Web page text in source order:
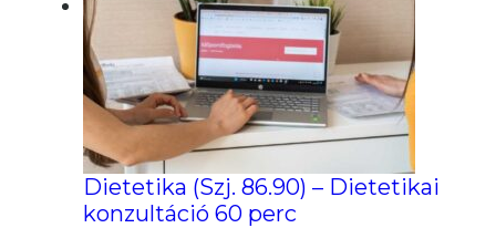
Dietetika (Szj. 86.90) – Dietetikai
konzultáció 60 perc